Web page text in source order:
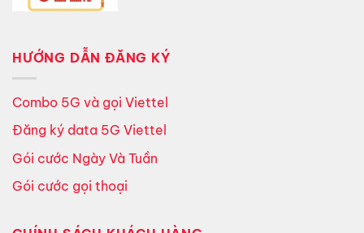
HƯỚNG DẪN ĐĂNG KÝ
Combo 5G và gọi Viettel
Đăng ký data 5G Viettel
Gói cước Ngày Và Tuần
Gói cước gọi thoại